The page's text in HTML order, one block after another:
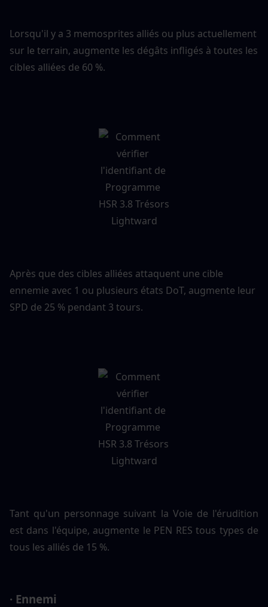
Lorsqu'il y a 3 memosprites alliés ou plus actuellement
sur le terrain, augmente les dégâts infligés à toutes les
cibles alliées de 60 %.
Après que des cibles alliées attaquent une cible
ennemie avec 1 ou plusieurs états DoT, augmente leur
SPD de 25 % pendant 3 tours.
Tant qu'un personnage suivant la Voie de l'érudition
est dans l'équipe, augmente le PEN RES tous types de
tous les alliés de 15 %.
· Ennemi